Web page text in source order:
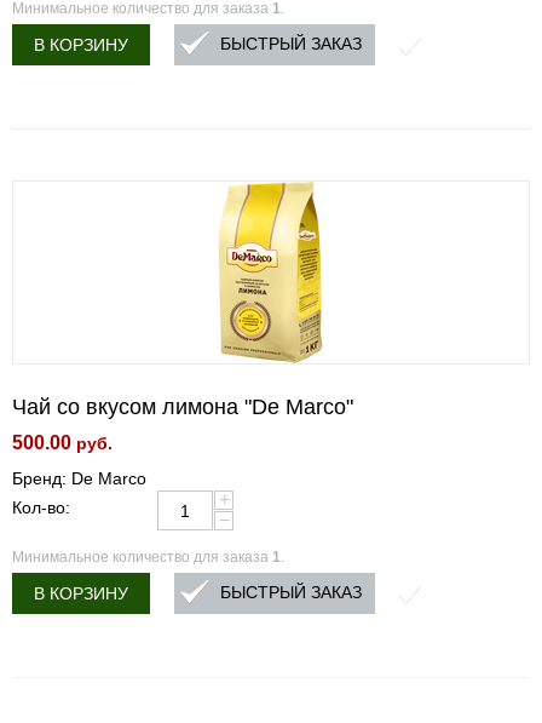
Минимальное количество для заказа 1.
В КОРЗИНУ БЫСТРЫЙ ЗАКАЗ
Чай со вкусом лимона "De Marco"
500.00 руб.
Бренд: De Marco
Кол-во:
+
−
Минимальное количество для заказа 1.
В КОРЗИНУ БЫСТРЫЙ ЗАКАЗ